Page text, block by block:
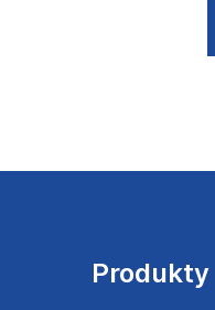
Produkty